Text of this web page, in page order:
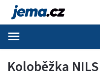
Koloběžka